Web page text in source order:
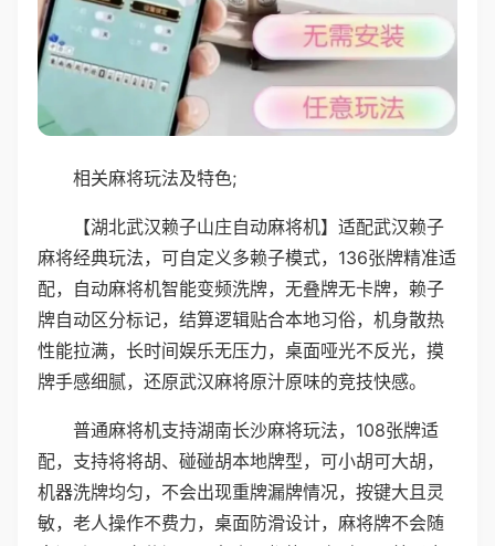
相关麻将玩法及特色;
【湖北武汉赖子山庄自动麻将机】适配武汉赖子
麻将经典玩法，可自定义多赖子模式，136张牌精准适
配，自动麻将机智能变频洗牌，无叠牌无卡牌，赖子
牌自动区分标记，结算逻辑贴合本地习俗，机身散热
性能拉满，长时间娱乐无压力，桌面哑光不反光，摸
牌手感细腻，还原武汉麻将原汁原味的竞技快感。
普通麻将机支持湖南长沙麻将玩法，108张牌适
配，支持将将胡、碰碰胡本地牌型，可小胡可大胡，
机器洗牌均匀，不会出现重牌漏牌情况，按键大且灵
敏，老人操作不费力，桌面防滑设计，麻将牌不会随